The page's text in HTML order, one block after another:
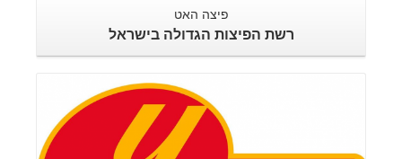
פיצה האט
רשת הפיצות הגדולה בישראל